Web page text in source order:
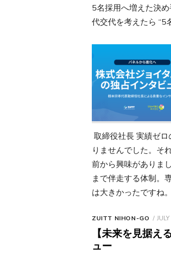
5名採用へ増えた決
代交代を考えたら “5
取締役社長 実績ゼ
りませんでした。そ
前から興味がありま
まで伴走する体制。
は大きかったですね
ZUITT NIHON-GO
【未来を見据え
ュー